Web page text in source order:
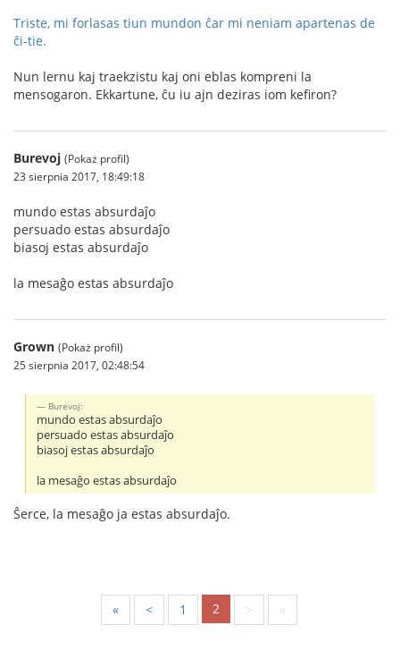
Triste, mi forlasas tiun mundon ĉar mi neniam apartenas de
ĉi-tie.
Nun lernu kaj traekzistu kaj oni eblas kompreni la
mensogaron. Ekkartune, ĉu iu ajn deziras iom kefiron?
Burevoj (Pokaż profil)
23 sierpnia 2017, 18:49:18
mundo estas absurdaĵo
persuado estas absurdaĵo
biasoj estas absurdaĵo
la mesaĝo estas absurdaĵo
Grown (Pokaż profil)
25 sierpnia 2017, 02:48:54
Burevoj:
mundo estas absurdaĵo
persuado estas absurdaĵo
biasoj estas absurdaĵo
la mesaĝo estas absurdaĵo
Ŝerce, la mesaĝo ja estas absurdaĵo.
« < 1 2 > »